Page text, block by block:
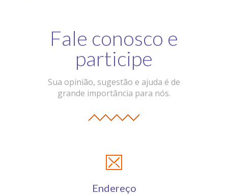
Fale conosco e
participe
Sua opinião, sugestão e ajuda é de
grande importância para nós.
Endereço